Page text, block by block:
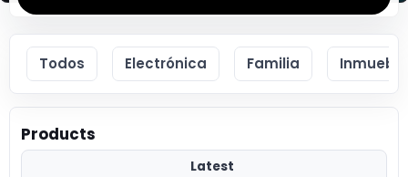
Todos Electrónica Familia
Products
Latest